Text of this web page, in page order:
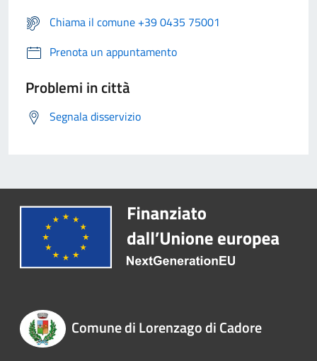
Chiama il comune +39 0435 75001
Prenota un appuntamento
Problemi in città
Segnala disservizio
Comune di Lorenzago di Cadore